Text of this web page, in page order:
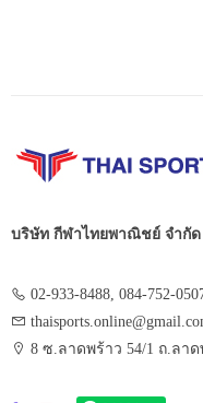
บริษัท กีฬาไทยพาณิชย์ จำกัด
02-933-8488, 084-752-
8 ซ.ลาดพร้าว 54/1 ถ.ลา